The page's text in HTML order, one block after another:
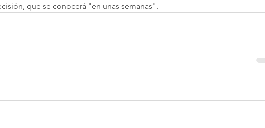
que se conocerá "en unas semanas".